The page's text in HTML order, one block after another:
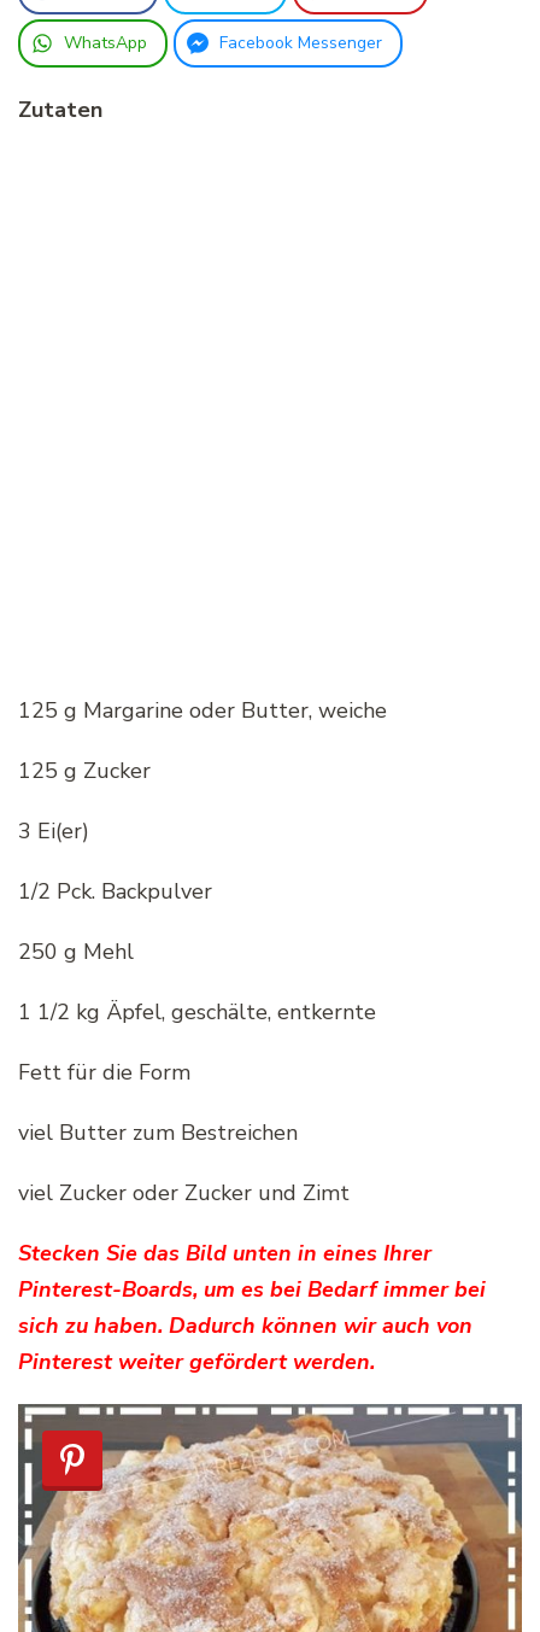
WhatsApp Facebook Messenger
Zutaten
125 g Margarine oder Butter, weiche
125 g Zucker
3 Ei(er)
1/2 Pck. Backpulver
250 g Mehl
1 1/2 kg Äpfel, geschälte, entkernte
Fett für die Form
viel Butter zum Bestreichen
viel Zucker oder Zucker und Zimt
Stecken Sie das Bild unten in eines Ihrer
Pinterest-Boards, um es bei Bedarf immer bei
sich zu haben. Dadurch können wir auch von
Pinterest weiter gefördert werden.